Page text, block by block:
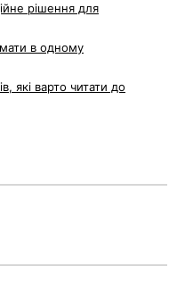
рішення для
в одному
які варто читати до